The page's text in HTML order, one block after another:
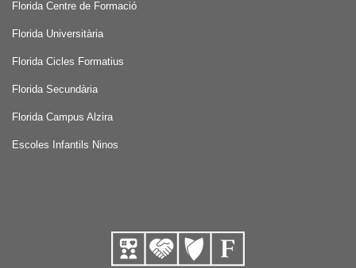
Florida Centre de Formació
Florida Universitària
Florida Cicles Formatius
Florida Secundària
Florida Campus Alzira
Escoles Infantils Ninos